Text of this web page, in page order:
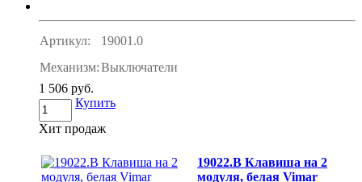
Артикул:
19001.0
Механизм:Выключатели
1 506 руб.
Купить
Хит продаж
19022.B Клавиша на 2
модуля, белая Vimar